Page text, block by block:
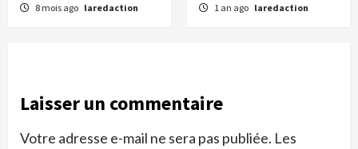
8 mois ago laredaction 1 an ago laredaction
Laisser un commentaire
Votre adresse e-mail ne sera pas publiée. Les